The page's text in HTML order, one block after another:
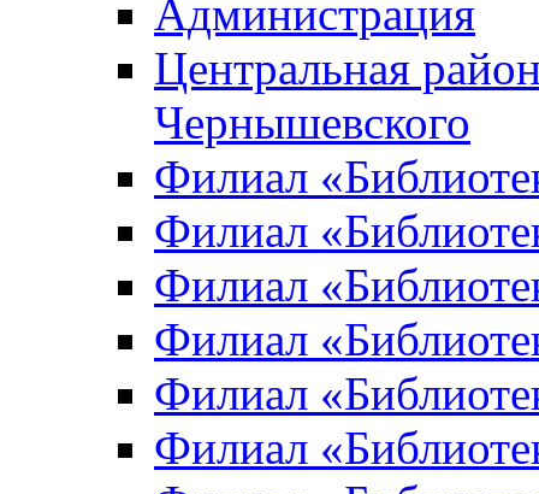
Администрация
Центральная
Чернышевского
Филиал
Филиал
Филиал
Филиал
Филиал
Филиал